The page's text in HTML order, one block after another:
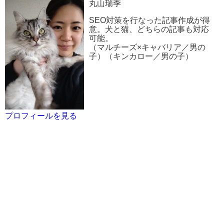
丸山瑞季
SEO対策を行なった記事作成が得
意。犬と猫、どちらの記事も対応
可能。
（マルチーズ×キャバリア／男の
子）（キンカロー／男の子）
プロフィールを見る